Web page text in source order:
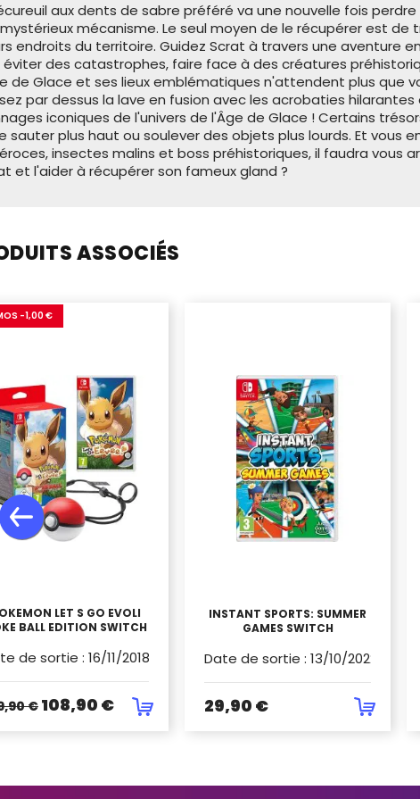
aux dents de sabre préféré va une nouvelle fois
mécanisme. Le seul moyen de le récupérer est
endroits du territoire. Guidez Scrat à travers une aventure
éviter des catastrophes, faire face à des créatures
de Glace et ses lieux emblématiques n'attendent plus que
par dessus la lave en fusion avec les acrobaties
iconiques de l'univers de l'Âge de Glace ! Certains
sauter plus haut ou soulever des objets plus lourds. Et vous
insectes malins et boss préhistoriques, il faudra vous
et l'aider à récupérer son fameux gland ?
ASSOCIÉS
LET S GO EVOLI
BALL EDITION SWITCH
de sortie : 16/11/2018
€ 108,90 €
-1,00 €
INSTANT SPORTS: SUMMER
GAMES SWITCH
Date de sortie : 13/10/2022
29,90 €